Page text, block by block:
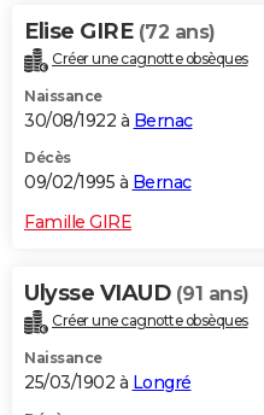
Elise GIRE (72 ans)
Créer une cagnotte obsèques
Naissance
30/08/1922 à Bernac
Décès
09/02/1995 à Bernac
Famille GIRE
Ulysse VIAUD (91 ans)
Créer une cagnotte obsèques
Naissance
25/03/1902 à Longré